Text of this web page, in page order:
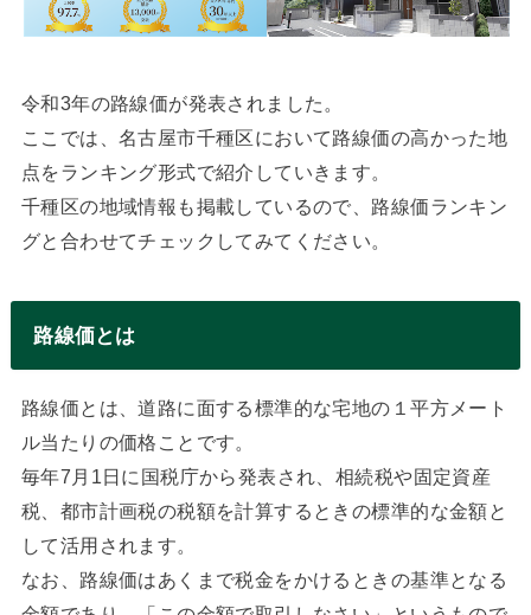
令和3年の路線価が発表されました。
ここでは、名古屋市千種区において路線価の高かった地
点をランキング形式で紹介していきます。
千種区の地域情報も掲載しているので、路線価ランキン
グと合わせてチェックしてみてください。
路線価とは
路線価とは、道路に面する標準的な宅地の１平方メート
ル当たりの価格ことです。
毎年7月1日に国税庁から発表され、相続税や固定資産
税、都市計画税の税額を計算するときの標準的な金額と
して活用されます。
なお、路線価はあくまで税金をかけるときの基準となる